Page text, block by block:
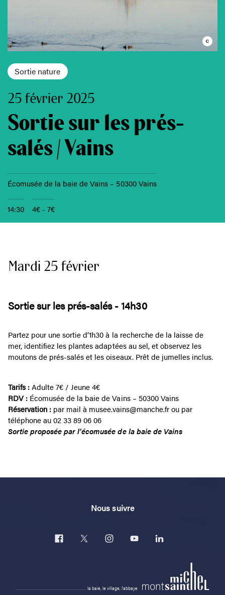
Sortie nature
25 février 2025
Sortie sur les prés-
salés / Vains
Écomusée de la baie de Vains – 50300 Vains
14:30 4€ - 7€
Mardi 25 février
Sortie sur les prés-salés - 14h30
Partez pour une sortie d’1h30 à la recherche de la laisse de
mer, identifiez les plantes adaptées au sel, et observez les
moutons de prés-salés et les oiseaux. Prêt de jumelles inclus.
Tarifs :Adulte 7€ / Jeune 4€
RDV : Écomusée de la baie de Vains – 50300 Vains
Réservation : par mail à musee.vains@manche.fr ou par
téléphone au 02 33 89 06 06
Sortie proposée par l’écomusée de la baie de Vains
Nous suivre
la baie, le village, l'abbaye